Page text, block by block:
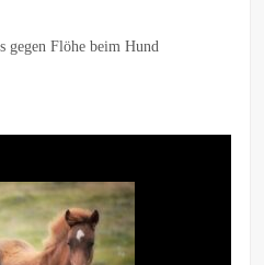
gegen Flöhe beim Hund